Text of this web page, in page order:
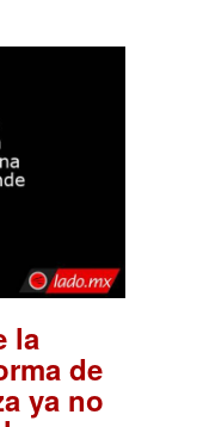
la
de
ya no